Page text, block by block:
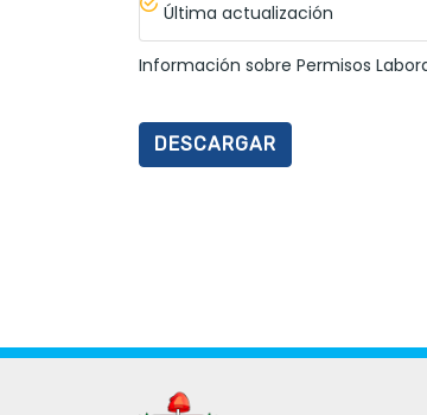
Última actualización
Información sobre Permisos
DESCARGAR